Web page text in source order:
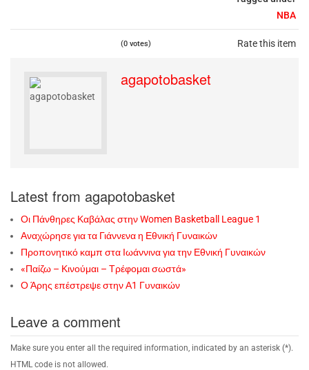
NBA
Rate this item
(0 votes)
agapotobasket
Latest from agapotobasket
Οι Πάνθηρες Καβάλας στην Women Basketball League 1
Αναχώρησε για τα Γιάννενα η Εθνική Γυναικών
Προπονητικό καμπ στα Ιωάννινα για την Εθνική Γυναικών
«Παίζω – Κινούμαι – Τρέφομαι σωστά»
Ο Άρης επέστρεψε στην Α1 Γυναικών
Leave a comment
Make sure you enter all the required information, indicated by an asterisk (*).
HTML code is not allowed.